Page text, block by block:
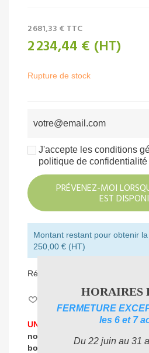
2 681,33 € TTC
2 234,44 € (HT)
Rupture de stock
J'accepte les conditions
politique de confidentialité
PRÉVENEZ-MOI
EST
Montant restant pour obtenir
250,00 € (HT)
Référence:
UNE PROBLEMATIQUE DE
nos experts pour vous
bon produit: 04 72 78 87 87
HORAIRES
FERMETURE
les 6 et 7
Du 22 juin au 31